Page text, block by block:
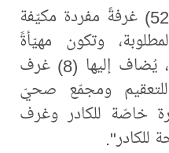
مبيّناً: "الردهةُ تتألّف من (52) غرفةً مفردة مكيّفة
وتكون مهيّأةً
لاستقبال الحالات المرضيّة، يُضاف إليها (8) غرف
ومجمّع صحيّ
خاصّة للكادر وغرف
للكادر".